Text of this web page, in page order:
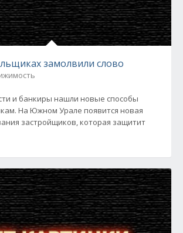
замолвили слово
и банкиры нашли новые способы
На Южном Урале появится новая
застройщиков, которая защитит